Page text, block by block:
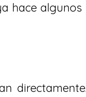
hace